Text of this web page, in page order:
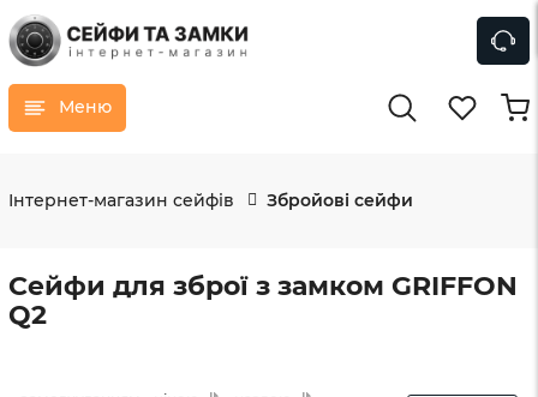
Меню
Інтернет-магазин сейфів Збройові сейфи
Сейфи для зброї з замком GRIFFON
Q2